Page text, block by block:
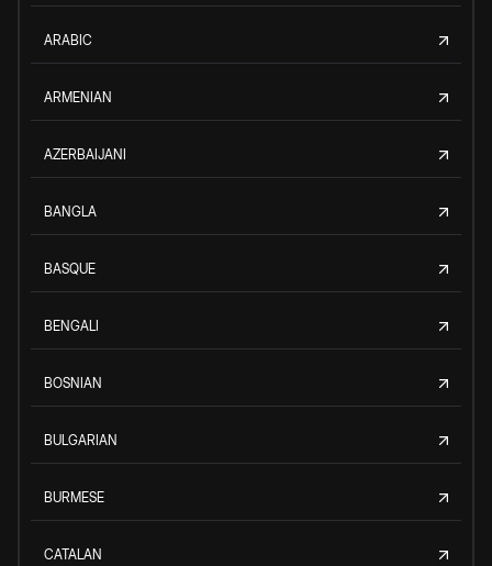
ARABIC
ARMENIAN
AZERBAIJANI
BANGLA
BASQUE
BENGALI
BOSNIAN
BULGARIAN
BURMESE
CATALAN